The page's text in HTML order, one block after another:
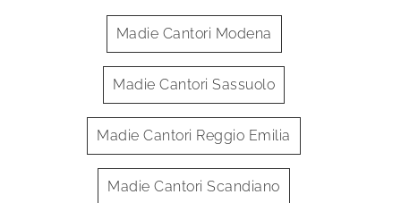
Madie Cantori Modena
Madie Cantori Sassuolo
Madie Cantori Reggio Emilia
Madie Cantori Scandiano